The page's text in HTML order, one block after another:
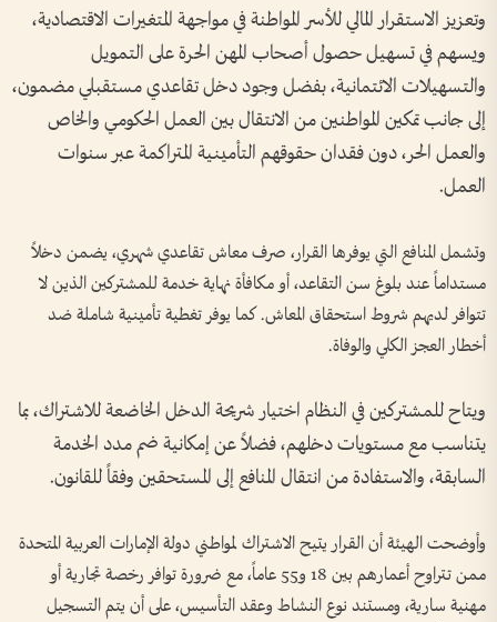
وتعزيز الاستقرار المالي للأسر المواطنة في مواجهة المتغيرات الاقتصادية،
ويسهم في تسهيل حصول أصحاب المهن الحرة على التمويل
والتسهيلات الائتمانية، بفضل وجود دخل تقاعدي مستقبلي مضمون،
إلى جانب تمكين المواطنين من الانتقال بين العمل الحكومي والخاص
والعمل الحر، دون فقدان حقوقهم التأمينية المتراكمة عبر سنوات
العمل.
وتشمل المنافع التي يوفرها القرار، صرف معاش تقاعدي شهري، يضمن دخلاً
مستداماً عند بلوغ سن التقاعد، أو مكافأة نهاية خدمة للمشتركين الذين لا
تتوافر لديهم شروط استحقاق المعاش. كما يوفر تغطية تأمينية شاملة ضد
أخطار العجز الكلي والوفاة.
ويتاح للمشتركين في النظام اختيار شريحة الدخل الخاضعة للاشتراك، بما
يتناسب مع مستويات دخلهم، فضلاً عن إمكانية ضم مدد الخدمة
السابقة، والاستفادة من انتقال المنافع إلى المستحقين وفقاً للقانون.
وأوضحت الهيئة أن القرار يتيح الاشتراك لمواطني دولة الإمارات العربية المتحدة
ممن تتراوح أعمارهم بين 18 و55 عاماً، مع ضرورة توافر رخصة تجارية أو
مهنية سارية، ومستند نوع النشاط وعقد التأسيس، على أن يتم التسجيل